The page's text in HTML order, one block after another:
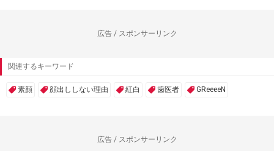
広告 / スポンサーリンク
関連するキーワード
素顔 顔出ししない理由 紅白 歯医者 GReeeeN
広告 / スポンサーリンク